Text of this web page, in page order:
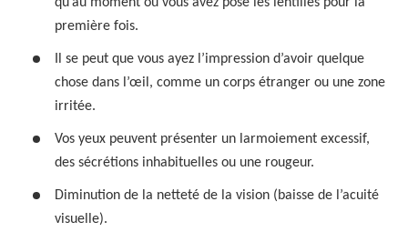
première fois.
Il se peut que vous ayez l’impression d’avoir quelque
chose dans l’œil, comme un corps étranger ou une zone
irritée.
Vos yeux peuvent présenter un larmoiement excessif,
des sécrétions inhabituelles ou une rougeur.
Diminution de la netteté de la vision (baisse de l’acuité
visuelle).